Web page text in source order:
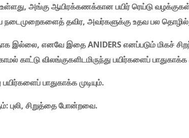
அங்கு ஆயிரக்கணக்கான பயிர் ரெய்டு
நடைமுறைகளைத் தவிர, அவர்களுக்கு உதவ பல
இல்லை, எனவேஇதை ANIDERSஎனப்படும்மிகச்
காட்டுவிலங்குகளிடமிருந்துபயிர்களைப்பாதுகாக்க
பயிர்களைப்பாதுகாக்கமுடியும்.
புலி, சிறுத்தை போன்றவை.